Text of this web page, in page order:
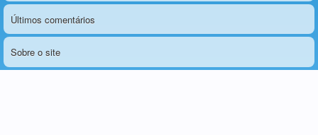
Últimos comentários
Sobre o site